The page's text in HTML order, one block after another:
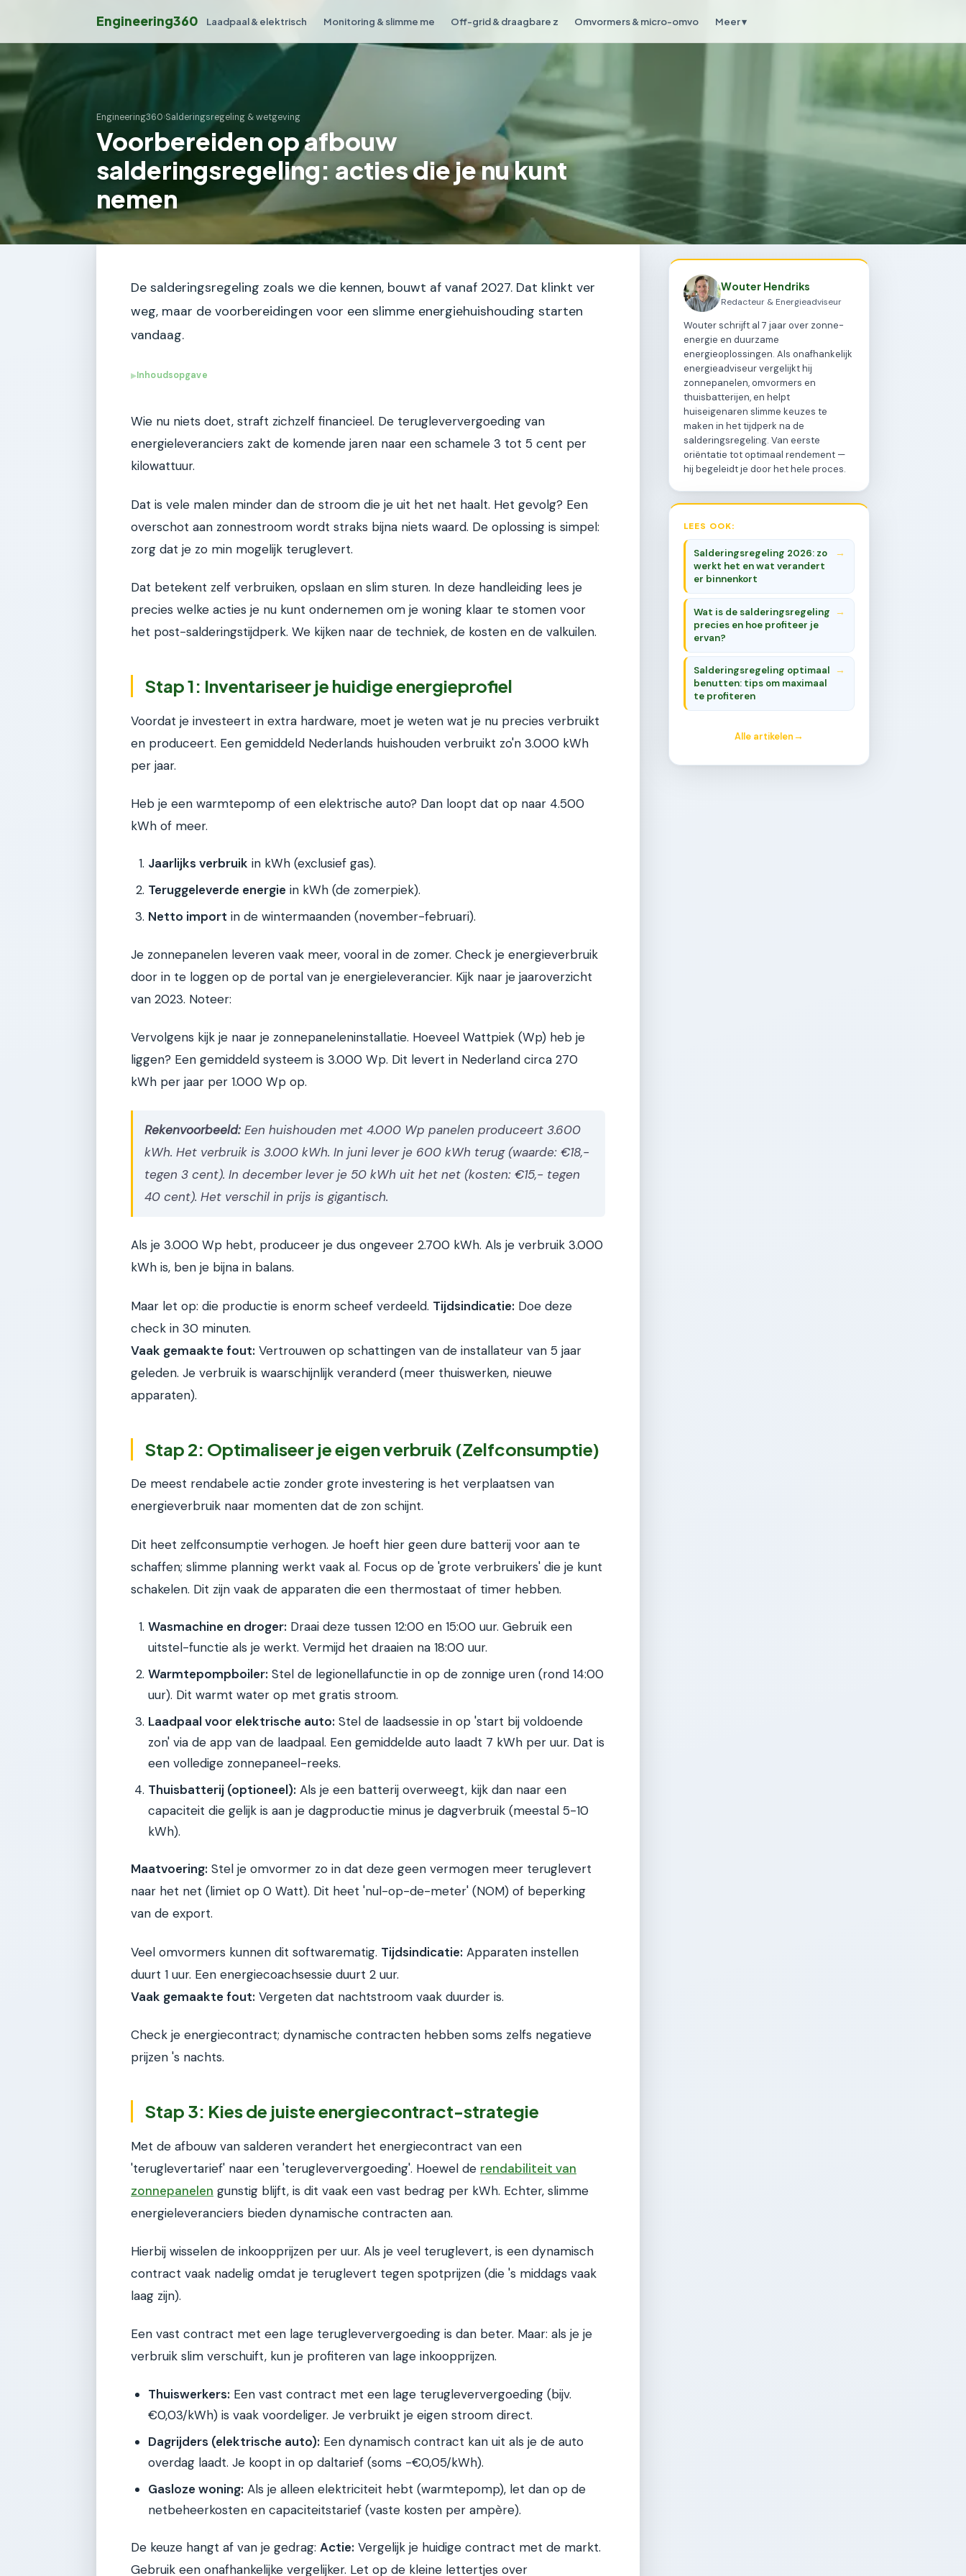
Engineering360 Laadpaal & elektrisch Monitoring & slimme me Off-grid & draagbare z Omvormers & micro-omvo Meer ▾
Engineering360›Salderingsregeling & wetgeving
Voorbereiden op afbouw
salderingsregeling: acties die je nu kunt
nemen
De salderingsregeling zoals we die kennen, bouwt af vanaf 2027. Dat klinkt ver
weg, maar de voorbereidingen voor een slimme energiehuishouding starten
vandaag.
▶Inhoudsopgave
Wie nu niets doet, straft zichzelf financieel. De terugleververgoeding van
energieleveranciers zakt de komende jaren naar een schamele 3 tot 5 cent per
kilowattuur.
Dat is vele malen minder dan de stroom die je uit het net haalt. Het gevolg? Een
overschot aan zonnestroom wordt straks bijna niets waard. De oplossing is simpel:
zorg dat je zo min mogelijk teruglevert.
Dat betekent zelf verbruiken, opslaan en slim sturen. In deze handleiding lees je
precies welke acties je nu kunt ondernemen om je woning klaar te stomen voor
het post-salderingstijdperk. We kijken naar de techniek, de kosten en de valkuilen.
Stap 1: Inventariseer je huidige energieprofiel
Voordat je investeert in extra hardware, moet je weten wat je nu precies verbruikt
en produceert. Een gemiddeld Nederlands huishouden verbruikt zo'n 3.000 kWh
per jaar.
Heb je een warmtepomp of een elektrische auto? Dan loopt dat op naar 4.500
kWh of meer.
Jaarlijks verbruik in kWh (exclusief gas).
Teruggeleverde energie in kWh (de zomerpiek).
Netto import in de wintermaanden (november-februari).
Je zonnepanelen leveren vaak meer, vooral in de zomer. Check je energieverbruik
door in te loggen op de portal van je energieleverancier. Kijk naar je jaaroverzicht
van 2023. Noteer:
Vervolgens kijk je naar je zonnepaneleninstallatie. Hoeveel Wattpiek (Wp) heb je
liggen? Een gemiddeld systeem is 3.000 Wp. Dit levert in Nederland circa 270
kWh per jaar per 1.000 Wp op.
Rekenvoorbeeld: Een huishouden met 4.000 Wp panelen produceert 3.600
kWh. Het verbruik is 3.000 kWh. In juni lever je 600 kWh terug (waarde: €18,-
tegen 3 cent). In december lever je 50 kWh uit het net (kosten: €15,- tegen
40 cent). Het verschil in prijs is gigantisch.
Als je 3.000 Wp hebt, produceer je dus ongeveer 2.700 kWh. Als je verbruik 3.000
kWh is, ben je bijna in balans.
Maar let op: die productie is enorm scheef verdeeld. Tijdsindicatie: Doe deze
check in 30 minuten.
Vaak gemaakte fout: Vertrouwen op schattingen van de installateur van 5 jaar
geleden. Je verbruik is waarschijnlijk veranderd (meer thuiswerken, nieuwe
apparaten).
Stap 2: Optimaliseer je eigen verbruik (Zelfconsumptie)
De meest rendabele actie zonder grote investering is het verplaatsen van
energieverbruik naar momenten dat de zon schijnt.
Dit heet zelfconsumptie verhogen. Je hoeft hier geen dure batterij voor aan te
schaffen; slimme planning werkt vaak al. Focus op de 'grote verbruikers' die je kunt
schakelen. Dit zijn vaak de apparaten die een thermostaat of timer hebben.
Wasmachine en droger: Draai deze tussen 12:00 en 15:00 uur. Gebruik een
uitstel-functie als je werkt. Vermijd het draaien na 18:00 uur.
Warmtepompboiler: Stel de legionellafunctie in op de zonnige uren (rond 14:00
uur). Dit warmt water op met gratis stroom.
Laadpaal voor elektrische auto: Stel de laadsessie in op 'start bij voldoende
zon' via de app van de laadpaal. Een gemiddelde auto laadt 7 kWh per uur. Dat is
een volledige zonnepaneel-reeks.
Thuisbatterij (optioneel): Als je een batterij overweegt, kijk dan naar een
capaciteit die gelijk is aan je dagproductie minus je dagverbruik (meestal 5-10
kWh).
Maatvoering: Stel je omvormer zo in dat deze geen vermogen meer teruglevert
naar het net (limiet op 0 Watt). Dit heet 'nul-op-de-meter' (NOM) of beperking
van de export.
Veel omvormers kunnen dit softwarematig. Tijdsindicatie: Apparaten instellen
duurt 1 uur. Een energiecoachsessie duurt 2 uur.
Vaak gemaakte fout: Vergeten dat nachtstroom vaak duurder is.
Check je energiecontract; dynamische contracten hebben soms zelfs negatieve
prijzen 's nachts.
Stap 3: Kies de juiste energiecontract-strategie
Met de afbouw van salderen verandert het energiecontract van een
'teruglevertarief' naar een 'terugleververgoeding'. Hoewel de rendabiliteit van
zonnepanelen gunstig blijft, is dit vaak een vast bedrag per kWh. Echter, slimme
energieleveranciers bieden dynamische contracten aan.
Hierbij wisselen de inkoopprijzen per uur. Als je veel teruglevert, is een dynamisch
contract vaak nadelig omdat je teruglevert tegen spotprijzen (die 's middags vaak
laag zijn).
Een vast contract met een lage terugleververgoeding is dan beter. Maar: als je je
verbruik slim verschuift, kun je profiteren van lage inkoopprijzen.
Thuiswerkers: Een vast contract met een lage terugleververgoeding (bijv.
€0,03/kWh) is vaak voordeliger. Je verbruikt je eigen stroom direct.
Dagrijders (elektrische auto): Een dynamisch contract kan uit als je de auto
overdag laadt. Je koopt in op daltarief (soms -€0,05/kWh).
Gasloze woning: Als je alleen elektriciteit hebt (warmtepomp), let dan op de
netbeheerkosten en capaciteitstarief (vaste kosten per ampère).
De keuze hangt af van je gedrag: Actie: Vergelijk je huidige contract met de markt.
Gebruik een onafhankelijke vergelijker. Let op de kleine lettertjes over
Wouter Hendriks
Redacteur & Energieadviseur
Wouter schrijft al 7 jaar over zonne-
energie en duurzame
energieoplossingen. Als onafhankelijk
energieadviseur vergelijkt hij
zonnepanelen, omvormers en
thuisbatterijen, en helpt
huiseigenaren slimme keuzes te
maken in het tijdperk na de
salderingsregeling. Van eerste
oriëntatie tot optimaal rendement —
hij begeleidt je door het hele proces.
LEES OOK:
Salderingsregeling 2026: zo
werkt het en wat verandert
er binnenkort
Wat is de salderingsregeling
precies en hoe profiteer je
ervan?
Salderingsregeling optimaal
benutten: tips om maximaal
te profiteren
Alle artikelen